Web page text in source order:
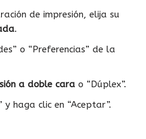
de impresión, elija su
.
o “Preferencias” de la
a doble cara o “Dúplex”.
y haga clic en “Aceptar”.